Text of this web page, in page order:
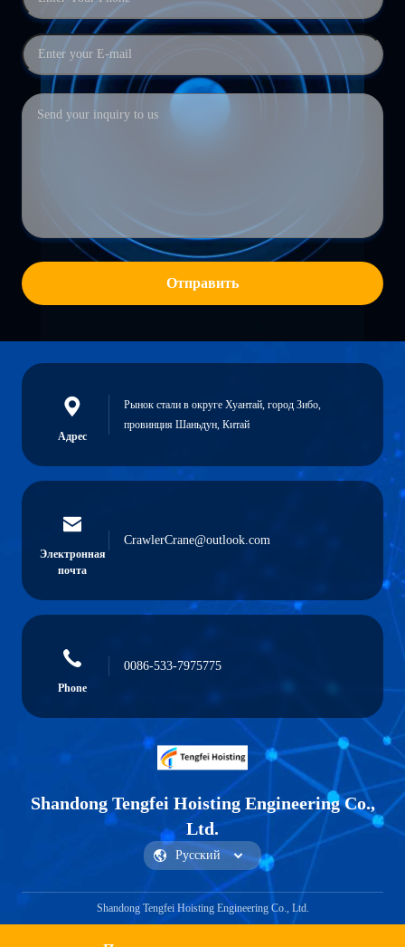
Отправить
Адрес
Рынок стали в округе Хуантай, город Зибо,
провинция Шаньдун, Китай
Электронная
почта
CrawlerCrane@outlook.com
Phone
0086-533-7975775
Shandong Tengfei Hoisting Engineering Co.,
Ltd.
Shandong Tengfei Hoisting Engineering Co., Ltd.